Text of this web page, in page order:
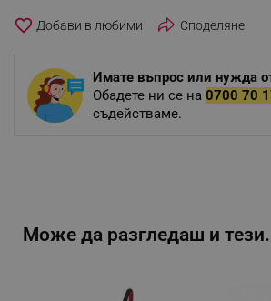
favorite_border Споделяне
Имате въпрос или нужда
Обадете ни се на 0700 70
съдействаме.
Може да разгледаш и